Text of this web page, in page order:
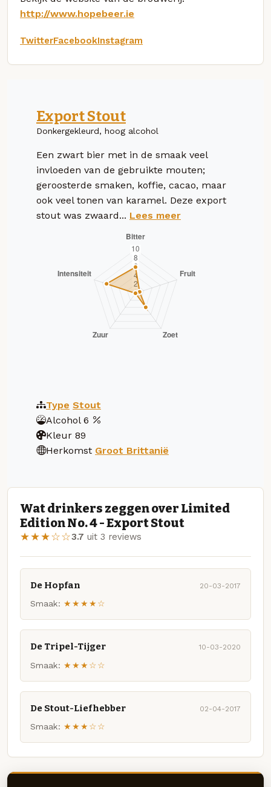
http://www.hopebeer.ie
TwitterFacebookInstagram
Export Stout
Donkergekleurd, hoog alcohol
Een zwart bier met in de smaak veel
invloeden van de gebruikte mouten;
geroosterde smaken, koffie, cacao, maar
ook veel tonen van karamel. Deze export
stout was zwaard... Lees meer
Type Stout
Alcohol 6
Kleur 89
Herkomst Groot Brittanië
Wat drinkers zeggen over Limited
Edition No. 4 - Export Stout
★★★☆☆3.7 uit 3 reviews
De Hopfan 20-03-2017
Smaak: ★★★★☆
De Tripel-Tijger 10-03-2020
Smaak: ★★★☆☆
De Stout-Liefhebber 02-04-2017
Smaak: ★★★☆☆